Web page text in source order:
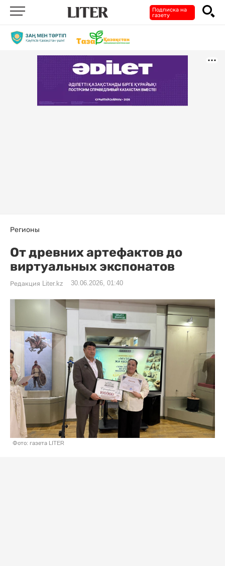
Подписка на
газету
Регионы
От древних артефактов до
виртуальных экспонатов
Редакция Liter.kz 30.06.2026, 01:40
Фото: газета LITER